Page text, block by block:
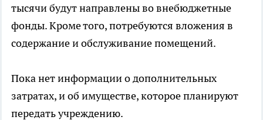
тысячи будут направлены во внебюджетные
фонды. Кроме того, потребуются вложения в
содержание и обслуживание помещений.
Пока нет информации о дополнительных
затратах, и об имуществе, которое планируют
передать учреждению.